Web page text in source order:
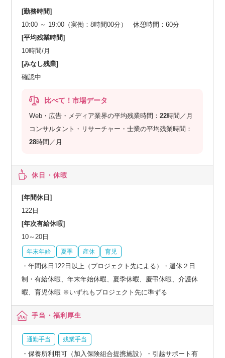
[勤務時間]
10:00 ～ 19:00（実働：8時間00分） 休憩時間：60分
[平均残業時間]
10時間/月
[みなし残業]
確認中
比べて！市場データ
Web・広告・メディア業界の平均残業時間：22時間／月
コンサルタント・リサーチャー・士業の平均残業時間：
28時間／月
休日・休暇
[年間休日]
122日
[年次有給休暇]
10～20日
年末年始 夏季 産休 育児
・年間休日122日以上（プロジェクト先による）・週休２日
制・有給休暇、年末年始休暇、夏季休暇、慶弔休暇、介護休
暇、育児休暇 ※いずれもプロジェクト先に準ずる
手当・福利厚生
通勤手当 残業手当
・保養所利用可（加入保険組合提携施設）・引越サポート有